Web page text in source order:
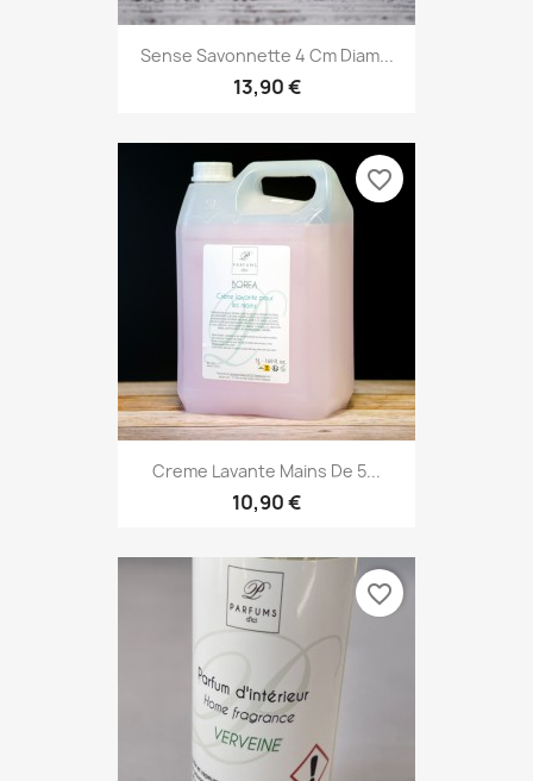
Sense Savonnette 4 Cm Diam...
13,90 €
Creme Lavante Mains De 5...
10,90 €
favorite_border
favorite_border